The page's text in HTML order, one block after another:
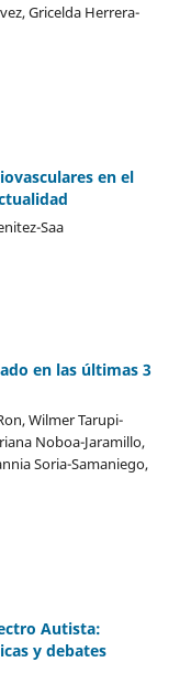
Gricelda Herrera-
en el
Saa
en las últimas 3
Wilmer Tarupi-
Noboa-Jaramillo,
Soria-Samaniego,
Autista:
y debates